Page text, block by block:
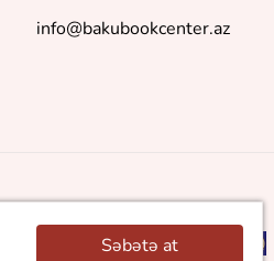
Səbətə at
info@bakubookcenter.az
Bütün hüquqlar qorunur